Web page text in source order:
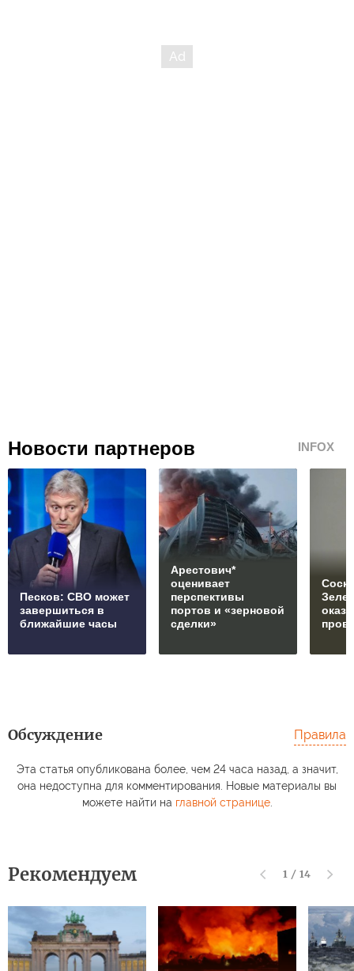
Новости партнеров INFOX
Песков: СВО может
завершиться в
ближайшие часы
Арестович*
оценивает
перспективы
портов и «зерновой
сделки»
Обсуждение Правила
Эта статья опубликована более, чем 24 часа назад, а значит,
она недоступна для комментирования. Новые материалы вы
можете найти на главной странице.
Рекомендуем 1 / 14